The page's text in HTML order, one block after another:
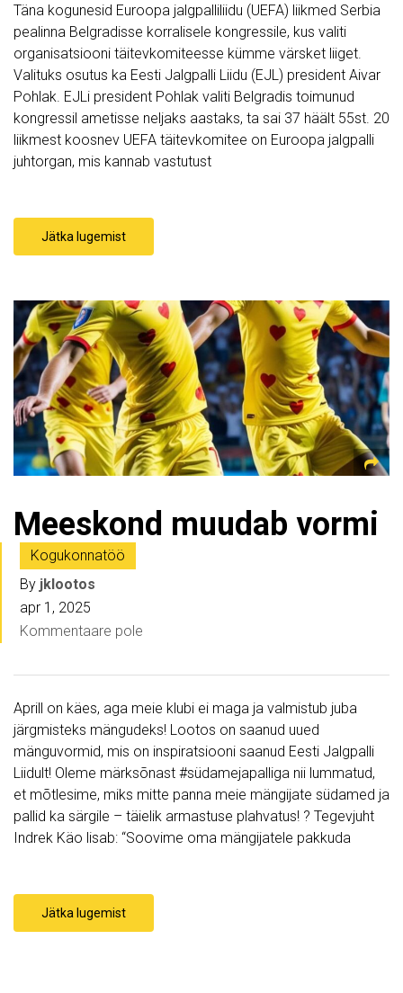
Täna kogunesid Euroopa jalgpalliliidu (UEFA) liikmed Serbia
pealinna Belgradisse korralisele kongressile, kus valiti
organisatsiooni täitevkomiteesse kümme värsket liiget.
Valituks osutus ka Eesti Jalgpalli Liidu (EJL) president Aivar
Pohlak.​​ EJLi president Pohlak valiti Belgradis toimunud
kongressil ametisse neljaks aastaks, ta sai 37 häält 55st. 20
liikmest koosnev UEFA täitevkomitee on Euroopa jalgpalli
juhtorgan, mis kannab vastutust
Jätka lugemist
Meeskond muudab vormi
Kogukonnatöö
By jklootos
apr 1, 2025
Kommentaare pole
Aprill on käes, aga meie klubi ei maga ja valmistub juba
järgmisteks mängudeks! Lootos on saanud uued
mänguvormid, mis on inspiratsiooni saanud Eesti Jalgpalli
Liidult! Oleme märksõnast #südamejapalliga nii lummatud,
et mõtlesime, miks mitte panna meie mängijate südamed ja
pallid ka särgile – täielik armastuse plahvatus! ? Tegevjuht
Indrek Käo lisab: “Soovime oma mängijatele pakkuda
Jätka lugemist